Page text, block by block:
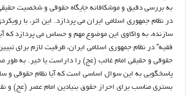
به بررسی دقیق و موشکافانه جایگاه حقوقی و شخصیت
در نظام جمهوری اسلامی ایران می پردازد. این اثر، با
سازنده، به واکاوی این موضوع مهم و حساس می پردازد که
فقیه” در نظام جمهوری اسلامی ایران، ظرفیت لازم برای
حقوقی و حقیقی امام غائب (عج) را داراست یا خیر. به طور
پاسخگویی به این سوال اساسی است که آیا نظام حقوقی و
بستری مناسب برای احراز حقوق بنیادین امام عصر (عج) و